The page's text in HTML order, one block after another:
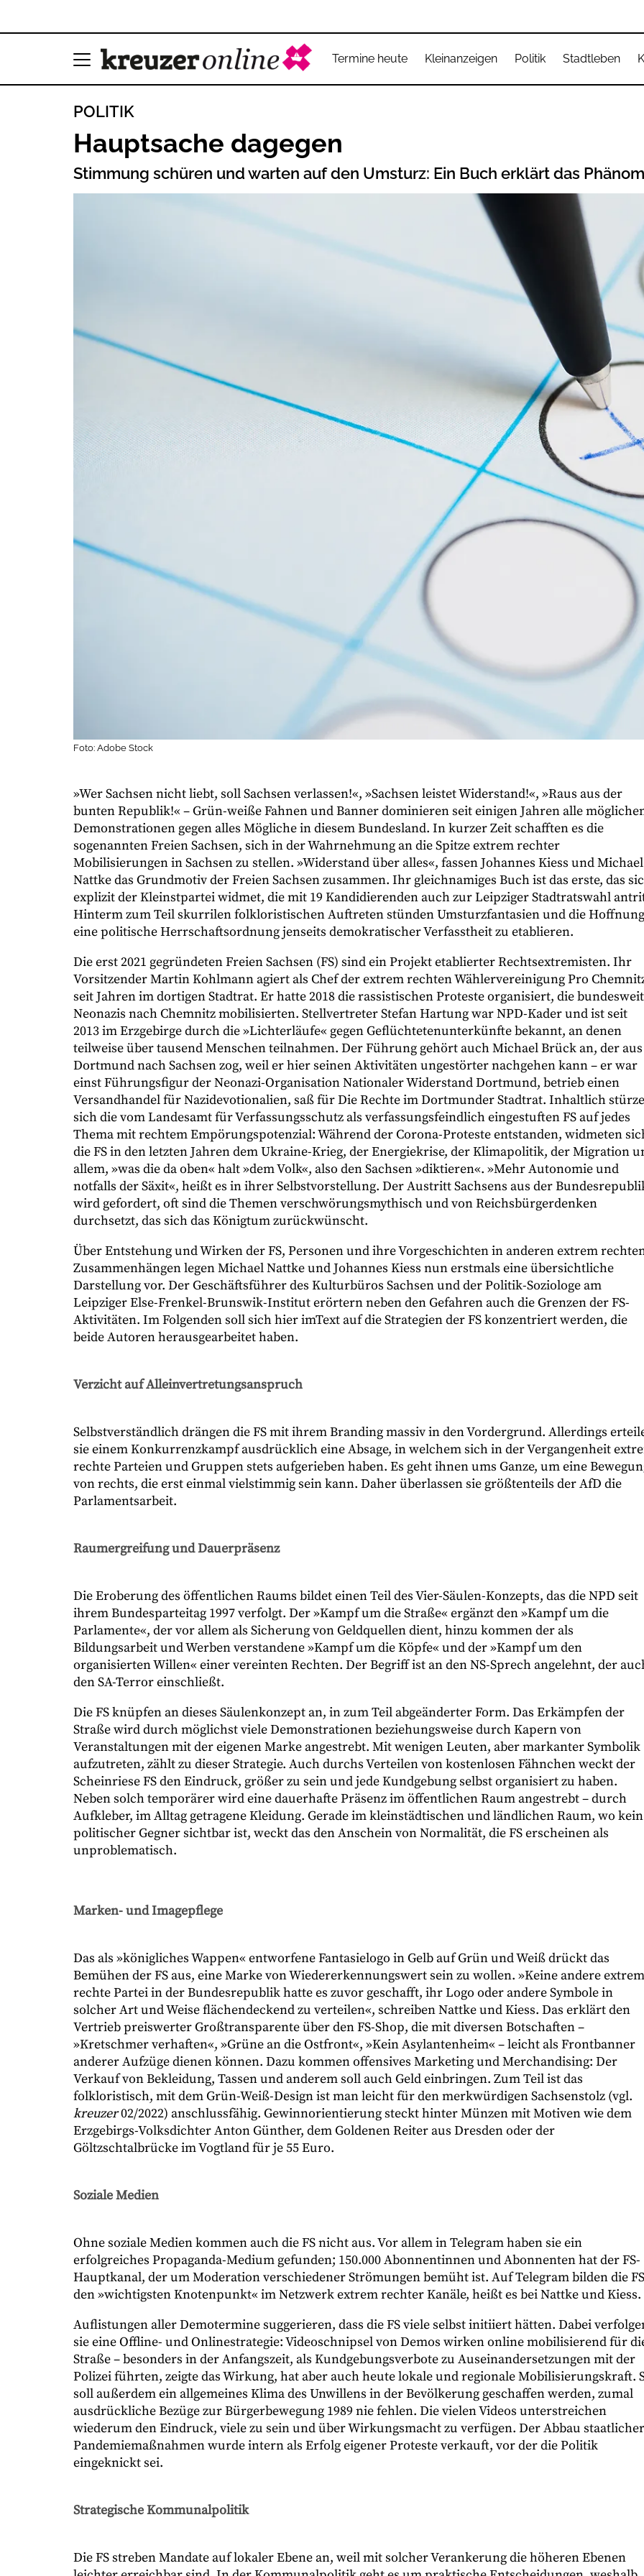
Termine heute Kleinanzeigen Politik Stadtleben
POLITIK
Hauptsache dagegen
Stimmung schüren und warten auf den Umsturz: Ein Buch erklärt das
Foto: Adobe Stock
»Wer Sachsen nicht liebt, soll Sachsen verlassen!«, »Sachsen leistet Widerstand!«, »Raus aus der
bunten Republik!« – Grün-weiße Fahnen und Banner dominieren seit einigen Jahren alle
Demonstrationen gegen alles Mögliche in diesem Bundesland. In kurzer Zeit schafften es die
sogenannten Freien Sachsen, sich in der Wahrnehmung an die Spitze extrem rechter
Mobilisierungen in Sachsen zu stellen. »Widerstand über alles«, fassen Johannes Kiess und Michael
Nattke das Grundmotiv der Freien Sachsen zusammen. Ihr gleichnamiges Buch ist das erste, das
explizit der Kleinstpartei widmet, die mit 19 Kandidierenden auch zur Leipziger Stadtratswahl
Hinterm zum Teil skurrilen folkloristischen Auftreten stünden Umsturzfantasien und die
eine politische Herrschaftsordnung jenseits demokratischer Verfasstheit zu etablieren.
Die erst 2021 gegründeten Freien Sachsen (FS) sind ein Projekt etablierter Rechtsextremisten. Ihr
Vorsitzender Martin Kohlmann agiert als Chef der extrem rechten Wählervereinigung Pro
seit Jahren im dortigen Stadtrat. Er hatte 2018 die rassistischen Proteste organisiert, die bundesweit
Neonazis nach Chemnitz mobilisierten. Stellvertreter Stefan Hartung war NPD-Kader und ist seit
2013 im Erzgebirge durch die »Lichterläufe« gegen Geflüchtetenunterkünfte bekannt, an denen
teilweise über tausend Menschen teilnahmen. Der Führung gehört auch Michael Brück an, der aus
Dortmund nach Sachsen zog, weil er hier seinen Aktivitäten ungestörter nachgehen kann – er war
einst Führungsfigur der Neonazi-Organisation Nationaler Widerstand Dortmund, betrieb einen
Versandhandel für Nazidevotionalien, saß für Die Rechte im Dortmunder Stadtrat. Inhaltlich
sich die vom Landesamt für Verfassungsschutz als verfassungsfeindlich eingestuften FS auf jedes
Thema mit rechtem Empörungspotenzial: Während der Corona-Proteste entstanden, widmeten
die FS in den letzten Jahren dem Ukraine-Krieg, der Energiekrise, der Klimapolitik, der Migration
allem, »was die da oben« halt »dem Volk«, also den Sachsen »diktieren«. »Mehr Autonomie und
notfalls der Säxit«, heißt es in ihrer Selbstvorstellung. Der Austritt Sachsens aus der
wird gefordert, oft sind die Themen verschwörungsmythisch und von Reichsbürgerdenken
durchsetzt, das sich das Königtum zurückwünscht.
Über Entstehung und Wirken der FS, Personen und ihre Vorgeschichten in anderen extrem
Zusammenhängen legen Michael Nattke und Johannes Kiess nun erstmals eine übersichtliche
Darstellung vor. Der Geschäftsführer des Kulturbüros Sachsen und der Politik-Soziologe am
Leipziger Else-Frenkel-Brunswik-Institut erörtern neben den Gefahren auch die Grenzen der FS-
Aktivitäten. Im Folgenden soll sich hier imText auf die Strategien der FS konzentriert werden, die
beide Autoren herausgearbeitet haben.
Verzicht auf Alleinvertretungsanspruch
Selbstverständlich drängen die FS mit ihrem Branding massiv in den Vordergrund. Allerdings
sie einem Konkurrenzkampf ausdrücklich eine Absage, in welchem sich in der Vergangenheit
rechte Parteien und Gruppen stets aufgerieben haben. Es geht ihnen ums Ganze, um eine
von rechts, die erst einmal vielstimmig sein kann. Daher überlassen sie größtenteils der AfD die
Parlamentsarbeit.
Raumergreifung und Dauerpräsenz
Die Eroberung des öffentlichen Raums bildet einen Teil des Vier-Säulen-Konzepts, das die NPD seit
ihrem Bundesparteitag 1997 verfolgt. Der »Kampf um die Straße« ergänzt den »Kampf um die
Parlamente«, der vor allem als Sicherung von Geldquellen dient, hinzu kommen der als
Bildungsarbeit und Werben verstandene »Kampf um die Köpfe« und der »Kampf um den
organisierten Willen« einer vereinten Rechten. Der Begriff ist an den NS-Sprech angelehnt, der
den SA-Terror einschließt.
Die FS knüpfen an dieses Säulenkonzept an, in zum Teil abgeänderter Form. Das Erkämpfen der
Straße wird durch möglichst viele Demonstrationen beziehungsweise durch Kapern von
Veranstaltungen mit der eigenen Marke angestrebt. Mit wenigen Leuten, aber markanter Symbolik
aufzutreten, zählt zu dieser Strategie. Auch durchs Verteilen von kostenlosen Fähnchen weckt der
Scheinriese FS den Eindruck, größer zu sein und jede Kundgebung selbst organisiert zu haben.
Neben solch temporärer wird eine dauerhafte Präsenz im öffentlichen Raum angestrebt – durch
Aufkleber, im Alltag getragene Kleidung. Gerade im kleinstädtischen und ländlichen Raum, wo kein
politischer Gegner sichtbar ist, weckt das den Anschein von Normalität, die FS erscheinen als
unproblematisch.
Marken- und Imagepflege
Das als »königliches Wappen« entworfene Fantasielogo in Gelb auf Grün und Weiß drückt das
Bemühen der FS aus, eine Marke von Wiedererkennungswert sein zu wollen. »Keine andere extrem
rechte Partei in der Bundesrepublik hatte es zuvor geschafft, ihr Logo oder andere Symbole in
solcher Art und Weise flächendeckend zu verteilen«, schreiben Nattke und Kiess. Das erklärt den
Vertrieb preiswerter Großtransparente über den FS-Shop, die mit diversen Botschaften –
»Kretschmer verhaften«, »Grüne an die Ostfront«, »Kein Asylantenheim« – leicht als Frontbanner
anderer Aufzüge dienen können. Dazu kommen offensives Marketing und Merchandising: Der
Verkauf von Bekleidung, Tassen und anderem soll auch Geld einbringen. Zum Teil ist das
folkloristisch, mit dem Grün-Weiß-Design ist man leicht für den merkwürdigen Sachsenstolz (vgl.
kreuzer02/2022) anschlussfähig. Gewinnorientierung steckt hinter Münzen mit Motiven wie dem
Erzgebirgs-Volksdichter Anton Günther, dem Goldenen Reiter aus Dresden oder der
Göltzschtalbrücke im Vogtland für je 55 Euro.
Soziale Medien
Ohne soziale Medien kommen auch die FS nicht aus. Vor allem in Telegram haben sie ein
erfolgreiches Propaganda-Medium gefunden; 150.000 Abonnentinnen und Abonnenten hat der FS-
Hauptkanal, der um Moderation verschiedener Strömungen bemüht ist. Auf Telegram bilden die FS
den »wichtigsten Knotenpunkt« im Netzwerk extrem rechter Kanäle, heißt es bei Nattke und Kiess.
Auflistungen aller Demotermine suggerieren, dass die FS viele selbst initiiert hätten. Dabei
sie eine Offline- und Onlinestrategie: Videoschnipsel von Demos wirken online mobilisierend für
Straße – besonders in der Anfangszeit, als Kundgebungsverbote zu Auseinandersetzungen mit der
Polizei führten, zeigte das Wirkung, hat aber auch heute lokale und regionale Mobilisierungskraft.
soll außerdem ein allgemeines Klima des Unwillens in der Bevölkerung geschaffen werden, zumal
ausdrückliche Bezüge zur Bürgerbewegung 1989 nie fehlen. Die vielen Videos unterstreichen
wiederum den Eindruck, viele zu sein und über Wirkungsmacht zu verfügen. Der Abbau staatlicher
Pandemiemaßnahmen wurde intern als Erfolg eigener Proteste verkauft, vor der die Politik
eingeknickt sei.
Strategische Kommunalpolitik
Die FS streben Mandate auf lokaler Ebene an, weil mit solcher Verankerung die höheren Ebenen